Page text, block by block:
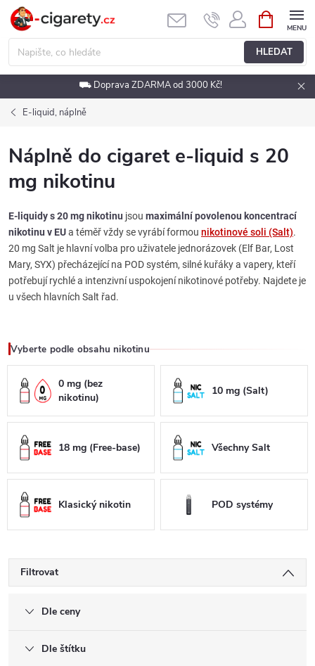
Přejít
obsah
HLEDAT
NÁKUPNÍ
KOŠÍK
⛟ Doprava ZDARMA od 3000 Kč!
E-liquid, náplně
Náplně do cigaret e-liquid s 20
mg nikotinu
E-liquidy s 20 mg nikotinu jsou maximální povolenou koncentrací
nikotinu v EUa téměř vždy se vyrábí formou nikotinové soli (Salt).
20 mg Salt je hlavní volba pro uživatele jednorázovek (Elf Bar, Lost
Mary, SYX) přecházející na POD systém, silné kuřáky a vapery, kteří
potřebují rychlé a intenzivní uspokojení nikotinové potřeby. Najdete je
u všech hlavních Salt řad.
Vyberte podle obsahu nikotinu
0 mg (bez
nikotinu)
10 mg (Salt)
18 mg (Free-base) Všechny Salt
Klasický nikotin POD systémy
Filtrovat
Dle ceny
Dle štítku